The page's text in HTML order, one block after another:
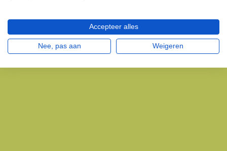
Accepteer alles
Nee, pas aan Weigeren